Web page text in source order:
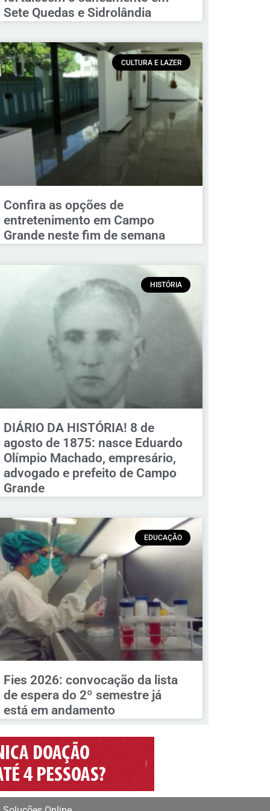
Sete Quedas e Sidrolândia
CULTURA E LAZER
Confira as opções de
entretenimento em Campo
Grande neste fim de semana
HISTÓRIA
DIÁRIO DA HISTÓRIA! 8 de
agosto de 1875: nasce Eduardo
Olímpio Machado, empresário,
advogado e prefeito de Campo
Grande
EDUCAÇÃO
Fies 2026: convocação da lista
de espera do 2º semestre já
está em andamento